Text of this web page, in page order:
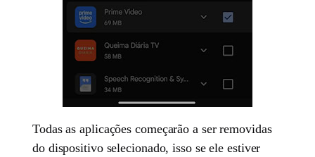
Todas as aplicações começarão a ser removidas
do dispositivo selecionado, isso se ele estiver